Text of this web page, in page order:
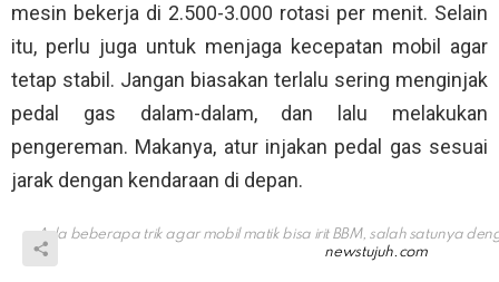
mesin bekerja di 2.500-3.000 rotasi per menit. Selain
itu, perlu juga untuk menjaga kecepatan mobil agar
tetap stabil. Jangan biasakan terlalu sering menginjak
pedal gas dalam-dalam, dan lalu melakukan
pengereman. Makanya, atur injakan pedal gas sesuai
jarak dengan kendaraan di depan.
Ada beberapa trik agar mobil matik bisa irit BBM, salah satunya
newstujuh.com